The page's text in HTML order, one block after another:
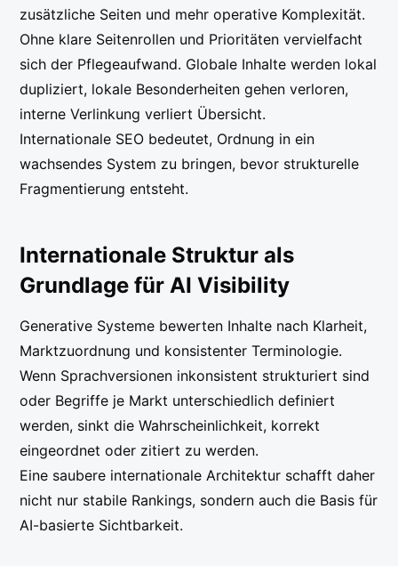
zusätzliche Seiten und mehr operative Komplexität.
Ohne klare Seitenrollen und Prioritäten vervielfacht
sich der Pflegeaufwand. Globale Inhalte werden lokal
dupliziert, lokale Besonderheiten gehen verloren,
interne Verlinkung verliert Übersicht.
Internationale SEO bedeutet, Ordnung in ein
wachsendes System zu bringen, bevor strukturelle
Fragmentierung entsteht.
Internationale Struktur als
Grundlage für AI Visibility
Generative Systeme bewerten Inhalte nach Klarheit,
Marktzuordnung und konsistenter Terminologie.
Wenn Sprachversionen inkonsistent strukturiert sind
oder Begriffe je Markt unterschiedlich definiert
werden, sinkt die Wahrscheinlichkeit, korrekt
eingeordnet oder zitiert zu werden.
Eine saubere internationale Architektur schafft daher
nicht nur stabile Rankings, sondern auch die Basis für
AI-basierte Sichtbarkeit.